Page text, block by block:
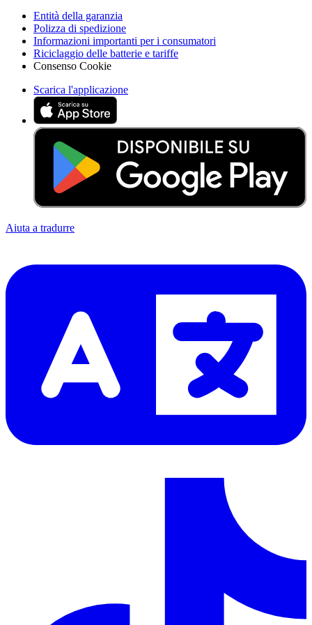
Entità della garanzia
Polizza di spedizione
Informazioni importanti per i consumatori
Riciclaggio delle batterie e tariffe
Consenso Cookie
Scarica l'applicazione
Aiuta a tradurre